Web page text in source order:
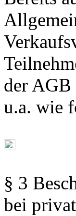
der
u.a. wie
§ 3
bei